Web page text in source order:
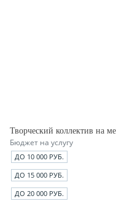
Бюджет на услугу
ДО 10 000 РУБ.
ДО 15 000 РУБ.
ДО 20 000 РУБ.